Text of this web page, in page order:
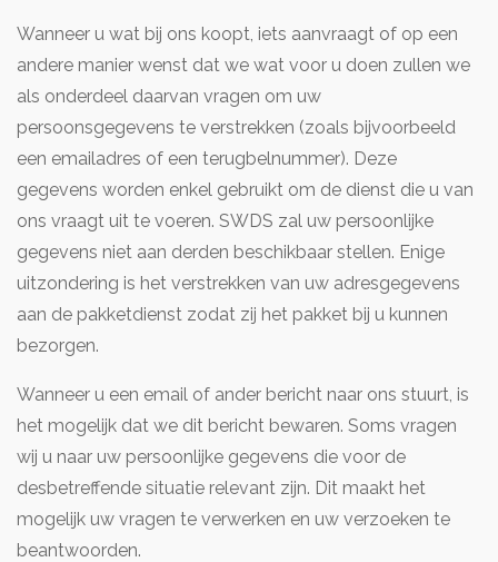
Wanneer u wat bij ons koopt, iets aanvraagt of op een
andere manier wenst dat we wat voor u doen zullen we
als onderdeel daarvan vragen om uw
persoonsgegevens te verstrekken (zoals bijvoorbeeld
een emailadres of een terugbelnummer). Deze
gegevens worden enkel gebruikt om de dienst die u van
ons vraagt uit te voeren. SWDS zal uw persoonlijke
gegevens niet aan derden beschikbaar stellen. Enige
uitzondering is het verstrekken van uw adresgegevens
aan de pakketdienst zodat zij het pakket bij u kunnen
bezorgen.
Wanneer u een email of ander bericht naar ons stuurt, is
het mogelijk dat we dit bericht bewaren. Soms vragen
wij u naar uw persoonlijke gegevens die voor de
desbetreffende situatie relevant zijn. Dit maakt het
mogelijk uw vragen te verwerken en uw verzoeken te
beantwoorden.